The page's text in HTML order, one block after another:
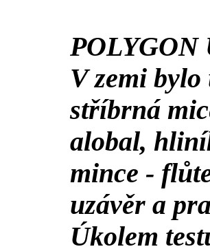
POLYGON
V zemi
stříbrná
alobal,
mince -
uzávěr a
Úkolem